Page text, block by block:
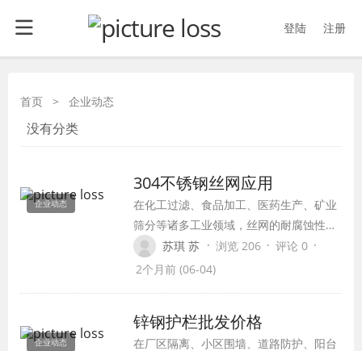
登陆 注册
首页 > 企业动态
没有分类
企业动态
304不锈钢丝网应用
在化工过滤、食品加工、医药生产、矿业
筛分等诸多工业领域，丝网的耐腐蚀性、
精度稳定性直接决定生产安全与产品品
质，而304不锈钢丝网凭借均衡的性能与
质过滤到化工原料的精细筛分，从户外幕
墙防护到水产养殖的围网，304不锈钢丝
苏琪 苏 · 浏览 206 · 评论 0 ·
2个月前 (06-04)
企业动态
锌钢护栏批发价格
在厂区隔离、小区围墙、道路防护、阳台